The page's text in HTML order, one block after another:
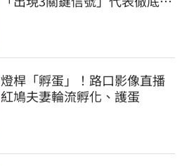
燈桿「孵蛋」！路口影像直播
紅鳩夫妻輪流孵化、護蛋